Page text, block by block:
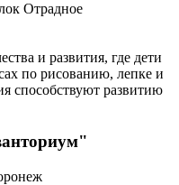
Отрадное
и развития, где дети
по рисованию, лепке и
способствуют развитию